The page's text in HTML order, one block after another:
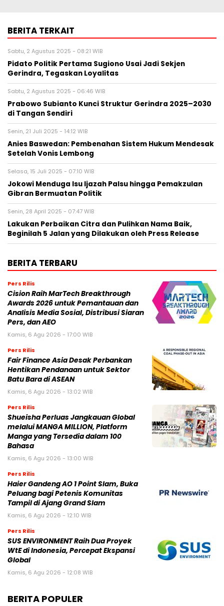
BERITA TERKAIT
Sabtu, 2 Agustus 2025 - 08:21 WIB
Pidato Politik Pertama Sugiono Usai Jadi Sekjen
Gerindra, Tegaskan Loyalitas
Sabtu, 2 Agustus 2025 - 06:46 WIB
Prabowo Subianto Kunci Struktur Gerindra 2025–2030
di Tangan Sendiri
Senin, 21 Juli 2025 - 14:12 WIB
Anies Baswedan: Pembenahan Sistem Hukum Mendesak
Setelah Vonis Lembong
Selasa, 15 Juli 2025 - 07:10 WIB
Jokowi Menduga Isu Ijazah Palsu hingga Pemakzulan
Gibran Bermuatan Politik
Senin, 28 April 2025 - 07:47 WIB
Lakukan Perbaikan Citra dan Pulihkan Nama Baik,
Beginilah 5 Jalan yang Dilakukan oleh Press Release
BERITA TERBARU
Pers Rilis
Cision Raih MarTech Breakthrough
Awards 2026 untuk Pemantauan dan
Analisis Media Sosial, Distribusi Siaran
Pers, dan AEO
Kamis, 6 Agu 2026 - 17:00 WIB
Pers Rilis
Fair Finance Asia Desak Perbankan
Hentikan Pendanaan untuk Sektor
Batu Bara di ASEAN
Kamis, 6 Agu 2026 - 13:02 WIB
Pers Rilis
Shueisha Perluas Jangkauan Global
melalui MANGA MILLION, Platform
Manga yang Tersedia dalam 100
Bahasa
Kamis, 6 Agu 2026 - 13:00 WIB
Pers Rilis
Haier Gandeng AO 1 Point Slam, Buka
Peluang bagi Petenis Komunitas
Tampil di Ajang Grand Slam
Kamis, 6 Agu 2026 - 12:10 WIB
Pers Rilis
SUS ENVIRONMENT Raih Dua Proyek
WtE di Indonesia, Percepat Ekspansi
Global
Kamis, 6 Agu 2026 - 12:08 WIB
BERITA POPULER